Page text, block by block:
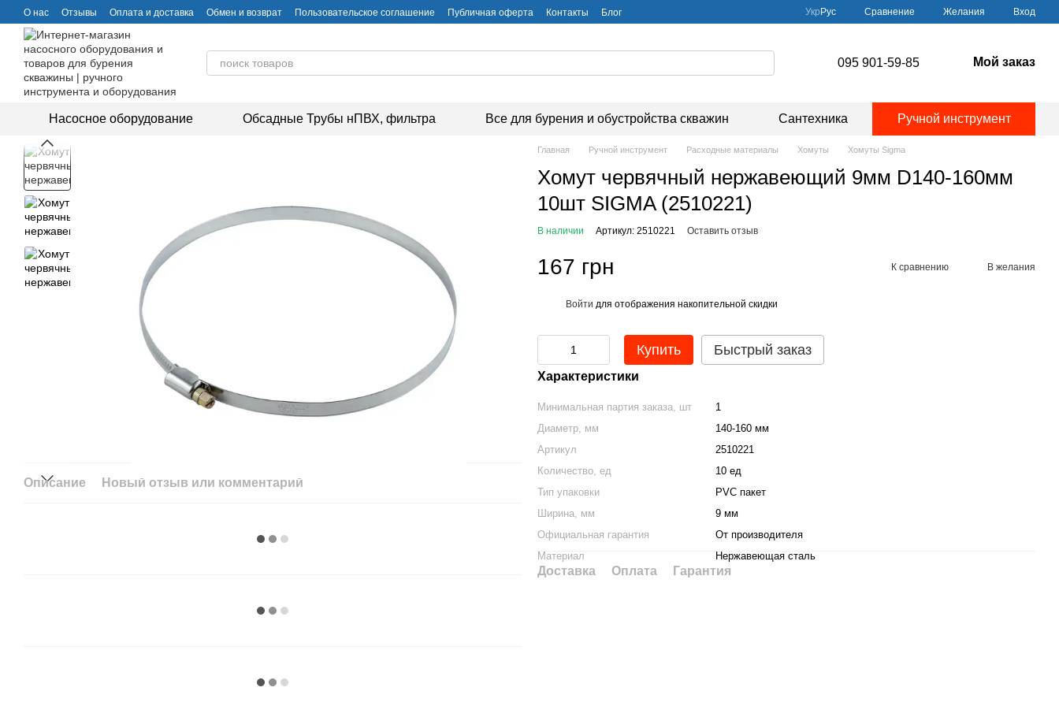
Перейти к основному контенту
О нас Отзывы Оплата и доставка Обмен и возврат Пользовательское соглашение Публичная оферта Контакты Блог Укр Рус Сравнение Желания Вход
095 901-59-85 Мой заказ
Насосное оборудование Обсадные Трубы нПВХ, фильтра Все для бурения и обустройства скважин Сантехника Ручной инструмент
Описание Новый отзыв или комментарий
Главная Ручной инструмент Расходные материалы Хомуты Хомуты Sigma
Хомут червячный нержавеющий 9мм D140-160мм
10шт SIGMA (2510221)
В наличии Артикул: 2510221 Оставить отзыв
167 грн К сравнению В желания
Войти для отображения накопительной скидки
Купить Быстрый заказ
Характеристики
Минимальная партия заказа, шт
1
Диаметр, мм
140-160 мм
Артикул
2510221
Количество, ед
10 ед
Тип упаковки
PVC пакет
Ширина, мм
9 мм
Официальная гарантия
От производителя
Материал
Нержавеющая сталь
Доставка Оплата Гарантия